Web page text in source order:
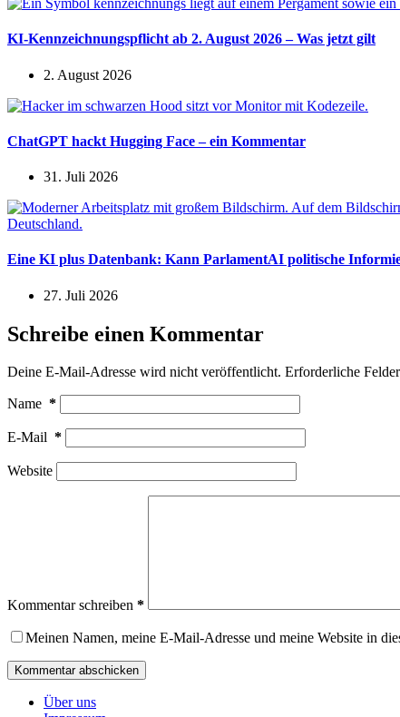
KI-Kennzeichnungspflicht ab 2. August 2026 – Was jetzt gilt
2. August 2026
ChatGPT hackt Hugging Face – ein Kommentar
31. Juli 2026
Eine KI plus Datenbank: Kann ParlamentAI politische
27. Juli 2026
Schreibe einen Kommentar
Deine E-Mail-Adresse wird nicht veröffentlicht. Erforderliche
Name *
E-Mail *
Website
Kommentar schreiben *
Meinen Namen, meine E-Mail-Adresse und meine Website in
Kommentar abschicken
Über uns